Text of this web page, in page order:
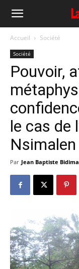
Accueil Société
Société
Pouvoir,
le cas de
Nsimalen
Par Jean Baptiste Bidima